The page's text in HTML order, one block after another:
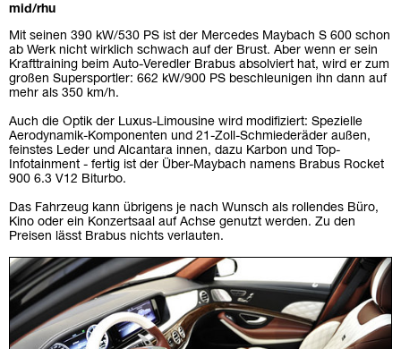
mid/rhu
Mit seinen 390 kW/530 PS ist der Mercedes Maybach S 600 schon
ab Werk nicht wirklich schwach auf der Brust. Aber wenn er sein
Krafttraining beim Auto-Veredler Brabus absolviert hat, wird er zum
großen Supersportler: 662 kW/900 PS beschleunigen ihn dann auf
mehr als 350 km/h.
Auch die Optik der Luxus-Limousine wird modifiziert: Spezielle
Aerodynamik-Komponenten und 21-Zoll-Schmiederäder außen,
feinstes Leder und Alcantara innen, dazu Karbon und Top-
Infotainment - fertig ist der Über-Maybach namens Brabus Rocket
900 6.3 V12 Biturbo.
Das Fahrzeug kann übrigens je nach Wunsch als rollendes Büro,
Kino oder ein Konzertsaal auf Achse genutzt werden. Zu den
Preisen lässt Brabus nichts verlauten.